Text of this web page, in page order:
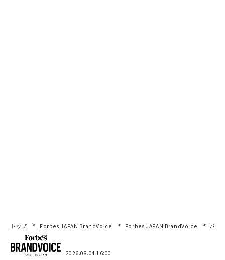
トップ Forbes JAPAN BrandVoice Forbes JAPAN BrandVoice パシ
2026.08.04 16:00